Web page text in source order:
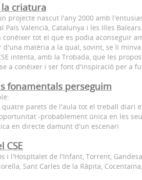
criatura
projecte nascut l'any 2000 amb
País Valencià, Catalunya i les Illes
tot el que es podia aconseguir
matèria a la qual, sovint, se li
intenta, amb la Trobada, que les
a conéixer i ser font d'inspiració per a
fonamentals perseguim
parets de l'aula tot el treball diari
-probablement única en les
en directe damunt d'un escenari
CSE
i l'Hospìtalet de l'Infant, Torrent,
Sant Carles de la Ràpita,